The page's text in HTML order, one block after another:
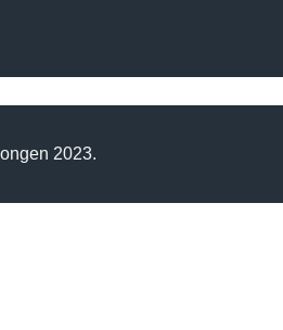
2023.